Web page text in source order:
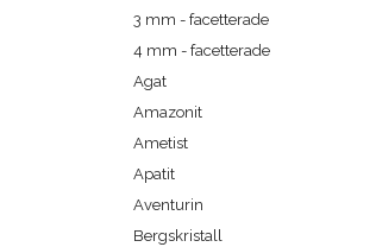
3 mm - facetterade
4 mm - facetterade
Agat
Amazonit
Ametist
Apatit
Aventurin
Bergskristall